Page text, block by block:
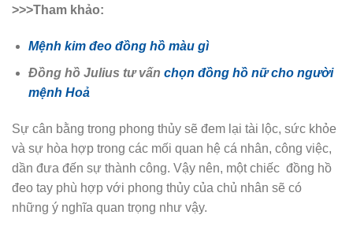
>>>Tham khảo:
Mệnh kim đeo đồng hồ màu gì
Đồng hồ Julius tư vấn chọn đồng hồ nữ cho người
mệnh Hoả
Sự cân bằng trong phong thủy sẽ đem lại tài lộc, sức khỏe
và sự hòa hợp trong các mối quan hệ cá nhân, công việc,
dần đưa đến sự thành công. Vậy nên, một chiếc đồng hồ
đeo tay phù hợp với phong thủy của chủ nhân sẽ có
những ý nghĩa quan trọng như vậy.